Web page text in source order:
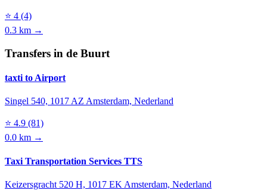
⭐ 4 (4)
0.3 km →
Transfers in de Buurt
taxti to Airport
Singel 540, 1017 AZ Amsterdam, Nederland
⭐ 4.9 (81)
0.0 km →
Taxi Transportation Services TTS
Keizersgracht 520 H, 1017 EK Amsterdam, Nederland